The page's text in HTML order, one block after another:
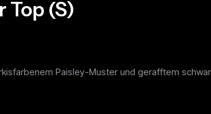
Top (S)
Paisley-Muster und gerafftem